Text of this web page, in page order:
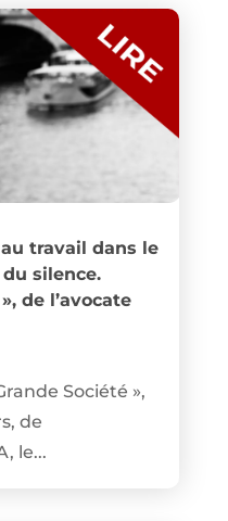
travail dans le
silence.
de l’avocate
Société »,
de
le...